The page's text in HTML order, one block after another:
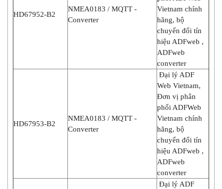
HD67952-B2
NMEA0183 / MQTT -
Converter
Vietnam chính
hãng, bộ
chuyển đổi tín
hiệu ADFweb ,
ADFweb
converter
HD67953-B2
NMEA0183 / MQTT -
Converter
Đại lý ADF
Web Vietnam,
Đơn vị phân
phối ADFWeb
Vietnam chính
hãng, bộ
chuyển đổi tín
hiệu ADFweb ,
ADFweb
converter
Đại lý ADF